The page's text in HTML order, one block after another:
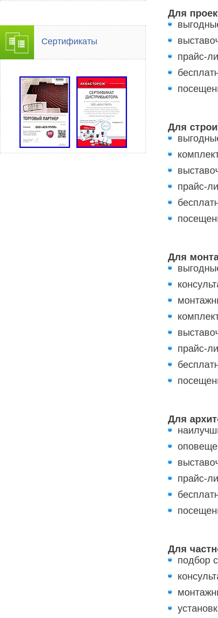
Для
прайс-
Для
прайс-
Для
прайс-
Для
прайс-
Для
подбор
Сертификаты